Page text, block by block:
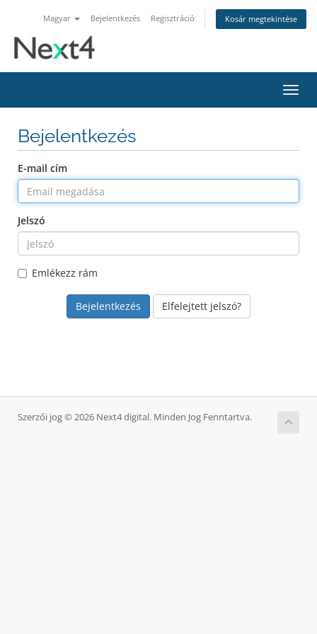
Magyar Bejelentkezés Regisztráció Kosár megtekintése
a
Bejelentkezés
E-mail cím
Jelszó
Emlékezz rám
Elfelejtett jelszó?
Szerzői jog © 2026 Next4 digital. Minden Jog Fenntartva.